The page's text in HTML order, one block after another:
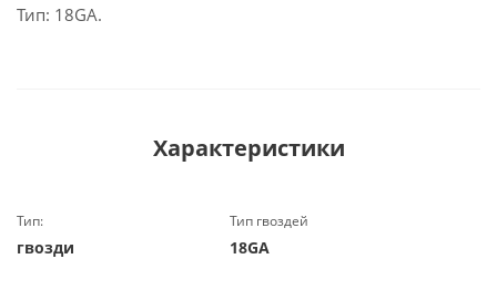
Тип: 18GA.
Характеристики
Тип:
гвозди
Тип гвоздей
18GA